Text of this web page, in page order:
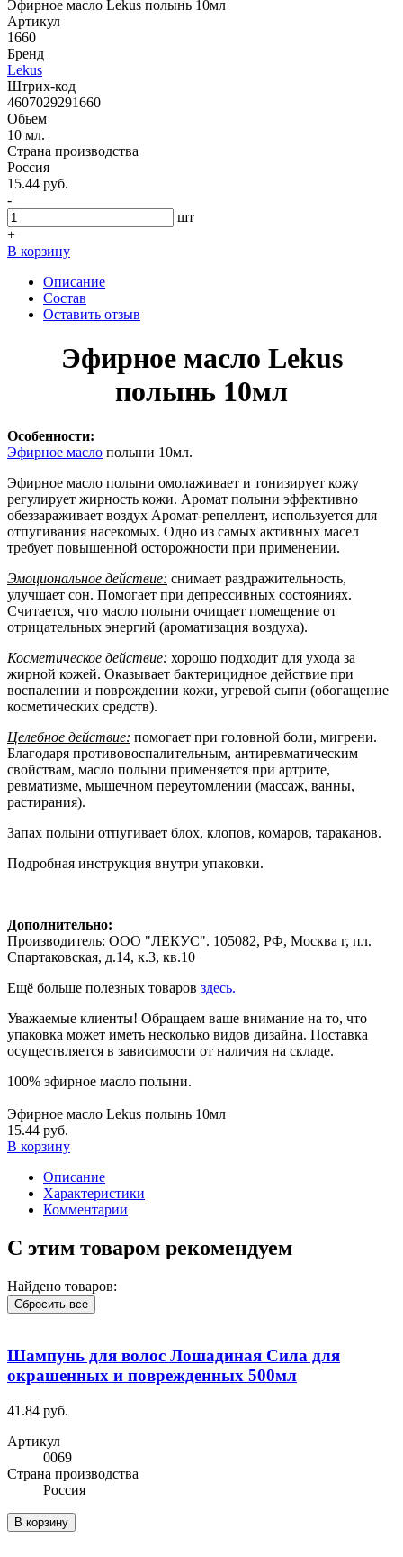
Эфирное масло Lekus полынь 10мл
Артикул
1660
Бренд
Lekus
Штрих-код
4607029291660
Обьем
10 мл.
Страна производства
Россия
15.44 руб.
-
шт
+
В корзину
Описание
Состав
Оставить отзыв
Эфирное масло Lekus
полынь 10мл
Особенности:
Эфирное масло полыни 10мл.
Эфирное масло полыни омолаживает и тонизирует кожу
регулирует жирность кожи. Аромат полыни эффективно
обеззараживает воздух Аромат-репеллент, используется для
отпугивания насекомых. Одно из самых активных масел
требует повышенной осторожности при применении.
Эмоциональное действие: снимает раздражительность,
улучшает сон. Помогает при депрессивных состояниях.
Считается, что масло полыни очищает помещение от
отрицательных энергий (ароматизация воздуха).
Косметическое действие: хорошо подходит для ухода за
жирной кожей. Оказывает бактерицидное действие при
воспалении и повреждении кожи, угревой сыпи (обогащение
косметических средств).
Целебное действие: помогает при головной боли, мигрени.
Благодаря противовоспалительным, антиревматическим
свойствам, масло полыни применяется при артрите,
ревматизме, мышечном переутомлении (массаж, ванны,
растирания).
Запах полыни отпугивает блох, клопов, комаров, тараканов.
Подробная инструкция внутри упаковки.
Дополнительно:
Производитель: ООО "ЛЕКУС". 105082, РФ, Москва г, пл.
Спартаковская, д.14, к.3, кв.10
Ещё больше полезных товаров здесь.
Уважаемые клиенты! Обращаем ваше внимание на то, что
упаковка может иметь несколько видов дизайна. Поставка
осуществляется в зависимости от наличия на складе.
100% эфирное масло полыни.
Эфирное масло Lekus полынь 10мл
15.44 руб.
В корзину
Описание
Характеристики
Комментарии
С этим товаром рекомендуем
Найдено товаров:
Сбросить все
Шампунь для волос Лошадиная Сила для
окрашенных и поврежденных 500мл
41.84 руб.
Артикул
0069
Cтрана производства
Россия
В корзину